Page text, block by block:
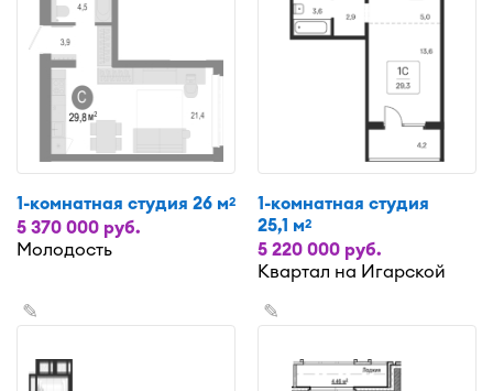
1-комнатная студия 26 м2
5 370 000 руб.
Молодость
1-комнатная студия
25,1 м2
5 220 000 руб.
Квартал на Игарской
✎ ✎